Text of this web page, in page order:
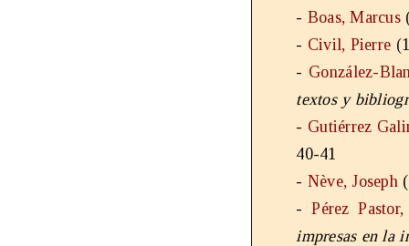
- Boas, Marcus
- Civil, Pierre
- González-
textos y
- Gutiérrez
40-41
- Nève, Joseph
-Pérez
impresas en la